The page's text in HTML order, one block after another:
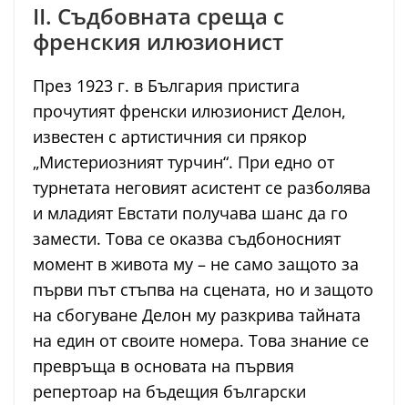
II. Съдбовната среща с
френския илюзионист
През 1923 г. в България пристига
прочутият френски илюзионист Делон,
известен с артистичния си прякор
„Мистериозният турчин“. При едно от
турнетата неговият асистент се разболява
и младият Евстати получава шанс да го
замести. Това се оказва съдбоносният
момент в живота му – не само защото за
първи път стъпва на сцената, но и защото
на сбогуване Делон му разкрива тайната
на един от своите номера. Това знание се
превръща в основата на първия
репертоар на бъдещия български